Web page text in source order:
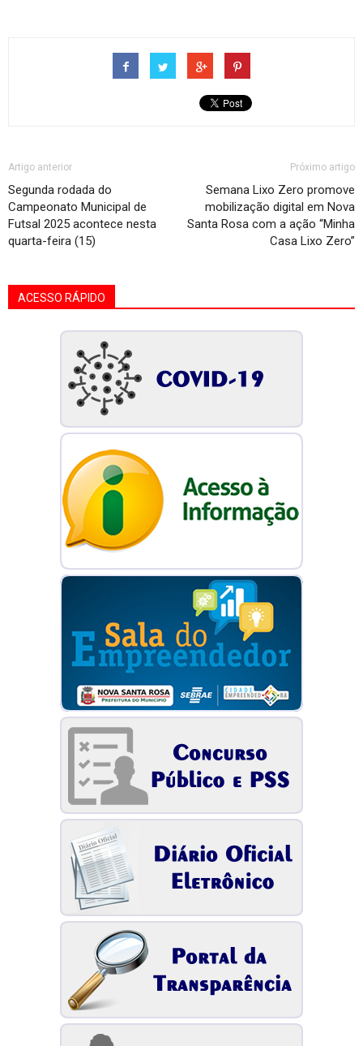
Artigo anterior
Segunda rodada do
Campeonato Municipal de
Futsal 2025 acontece nesta
quarta-feira (15)
Próximo artigo
Semana Lixo Zero promove
mobilização digital em Nova
Santa Rosa com a ação “Minha
Casa Lixo Zero”
ACESSO RÁPIDO